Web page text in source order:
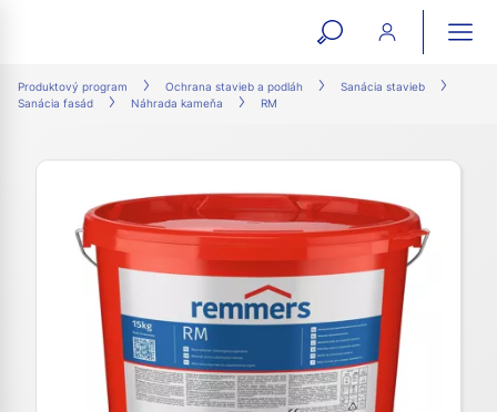
open
search
Produktový program Ochrana stavieb a podláh
Sanácia stavieb
Sanácia fasád
Náhrada kameňa RM